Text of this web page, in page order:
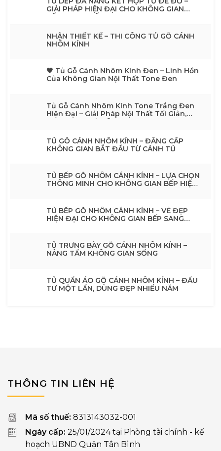
GIẢI PHÁP HIỆN ĐẠI CHO KHÔNG GIAN
SỐNG TINH TẾ
NHẬN THIẾT KẾ – THI CÔNG TỦ GỖ CÁNH
NHÔM KÍNH
🖤 Tủ Gỗ Cánh Nhôm Kính Đen – Linh Hồn
Của Không Gian Nội Thất Tone Đen
Tủ Gỗ Cánh Nhôm Kính Tone Trắng Đen
Hiện Đại – Giải Pháp Nội Thất Tối Giản,
Sang TrọngTủ Gỗ Cánh Nhôm Kính Tone
Tối Giản, Sang Trọng
TỦ GỖ CÁNH NHÔM KÍNH – ĐẲNG CẤP
KHÔNG GIAN BẮT ĐẦU TỪ CÁNH TỦ
TỦ BẾP GỖ NHÔM CÁNH KÍNH – LỰA CHỌN
THÔNG MINH CHO KHÔNG GIAN BẾP HIỆN
TỦ BẾP GỖ NHÔM CÁNH KÍNH – VẺ ĐẸP
HIỆN ĐẠI CHO KHÔNG GIAN BẾP SANG
TỦ TRƯNG BÀY GỖ CÁNH NHÔM KÍNH –
NÂNG TẦM KHÔNG GIAN SỐNG
TỦ QUẦN ÁO GỖ CÁNH NHÔM KÍNH – ĐẦU
TƯ MỘT LẦN, DÙNG ĐẸP NHIỀU NĂM
THÔNG TIN LIÊN HỆ
Mã số thuế: 8313143032-001
Ngày cấp: 25/01/2024 tại Phòng tài chính - kế
hoạch UBND Quận Tân Bình